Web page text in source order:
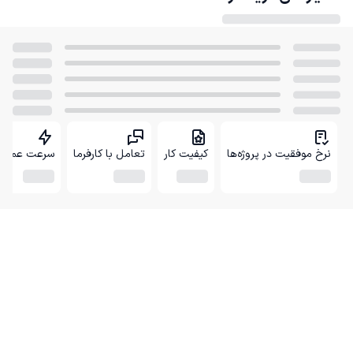
نرخ موفقیت در پروژه‌ها کیفیت کار تعامل با کارفرما سرعت عمل